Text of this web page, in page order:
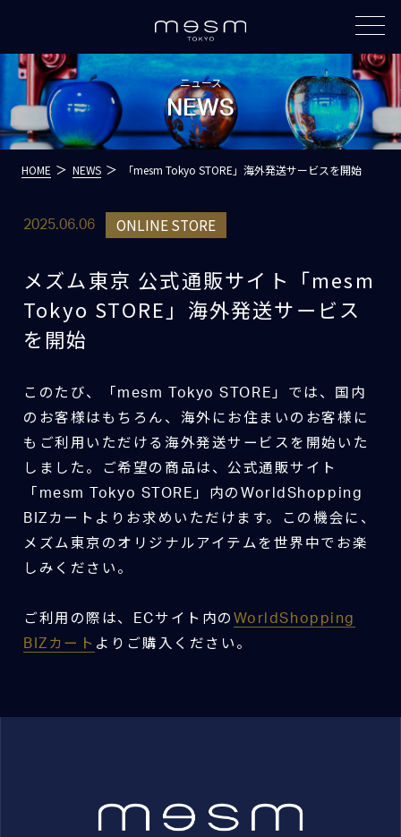
ニュース
NEWS
HOME NEWS 「mesm Tokyo STORE」海外発送サービスを開始
2025.06.06 ONLINE STORE
メズム東京 公式通販サイト「mesm
Tokyo STORE」海外発送サービス
を開始
このたび、「mesm Tokyo STORE」では、国内
のお客様はもちろん、海外にお住まいのお客様に
もご利用いただける海外発送サービスを開始いた
しました。ご希望の商品は、公式通販サイト
「mesm Tokyo STORE」内のWorldShopping
BIZカートよりお求めいただけます。この機会に、
メズム東京のオリジナルアイテムを世界中でお楽
しみください。
ご利用の際は、ECサイト内の WorldShopping
BIZカート よりご購入ください。